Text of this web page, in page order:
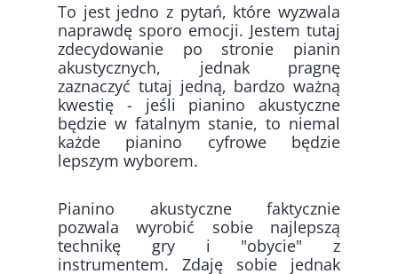
To jest jedno z pytań, które wyzwala
naprawdę sporo emocji. Jestem tutaj
zdecydowanie po stronie pianin
akustycznych, jednak pragnę
zaznaczyć tutaj jedną, bardzo ważną
kwestię - jeśli pianino akustyczne
będzie w fatalnym stanie, to niemal
każde pianino cyfrowe będzie
lepszym wyborem.
Pianino akustyczne faktycznie
pozwala wyrobić sobie najlepszą
technikę gry i "obycie" z
instrumentem. Zdaję sobie jednak